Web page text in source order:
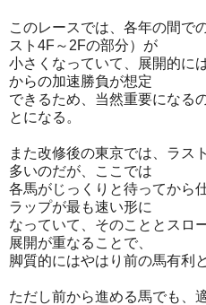
このレースでは、各年の間で
スト4F～2Fの部分）が
小さくなっていて、展開的に
からの加速勝負が想定
できるため、当然重要になる
とになる。
また改修後の東京では、ラス
多いのだが、ここでは
各馬がじっくりと待ってから
ラップが最も速い形に
なっていて、そのこととスロ
展開が重なることで、
脚質的にはやはり前の馬有利
ただし前から進める馬でも、